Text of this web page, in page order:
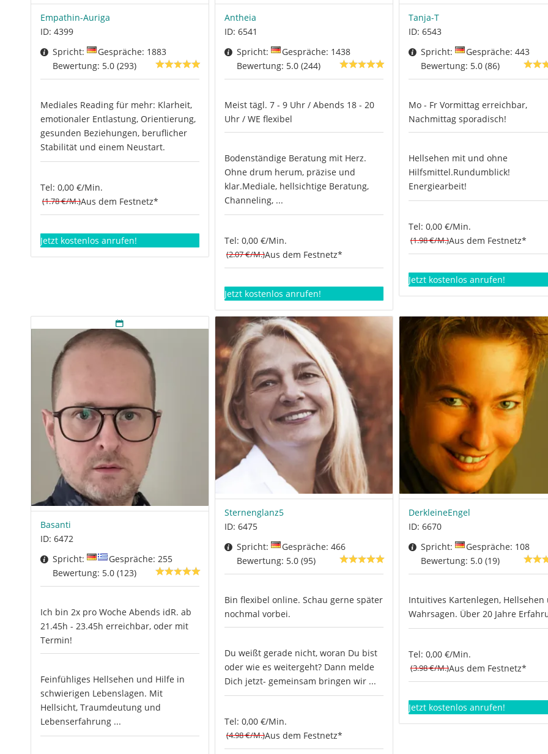
Empathin-Auriga
ID: 4399
Spricht:
Gespräche: 1883
Bewertung: 5.0 (293)
Mediales Reading für mehr: Klarheit,
emotionaler Entlastung, Orientierung,
gesunden Beziehungen, beruflicher
Stabilität und einem Neustart.
Tel: 0,00 €/Min.
(1.78 €/M.)Aus dem Festnetz*
Jetzt kostenlos anrufen!
Antheia
ID: 6541
Spricht:
Gespräche: 1438
Bewertung: 5.0 (244)
Meist tägl. 7 - 9 Uhr / Abends 18 - 20
Uhr / WE flexibel
Bodenständige Beratung mit Herz.
Ohne drum herum, präzise und
klar.Mediale, hellsichtige Beratung,
Channeling, ...
Tel: 0,00 €/Min.
(2.07 €/M.)Aus dem Festnetz*
Jetzt kostenlos anrufen!
Tanja-T
ID: 6543
Spricht:
Gespräche: 443
Bewertung: 5.0 (86)
Mo - Fr Vormittag erreichbar,
Nachmittag sporadisch!
Hellsehen mit und ohne
Hilfsmittel.Rundumblick!
Energiearbeit!
Tel: 0,00 €/Min.
(1.98 €/M.)Aus dem Festnetz*
Jetzt kostenlos anrufen!
Basanti
ID: 6472
Spricht:
Gespräche: 255
Bewertung: 5.0 (123)
Ich bin 2x pro Woche Abends idR. ab
21.45h - 23.45h erreichbar, oder mit
Termin!
Feinfühliges Hellsehen und Hilfe in
schwierigen Lebenslagen. Mit
Hellsicht, Traumdeutung und
Lebenserfahrung ...
Sternenglanz5
ID: 6475
Spricht:
Gespräche: 466
Bewertung: 5.0 (95)
Bin flexibel online. Schau gerne später
nochmal vorbei.
Du weißt gerade nicht, woran Du bist
oder wie es weitergeht? Dann melde
Dich jetzt- gemeinsam bringen wir ...
Tel: 0,00 €/Min.
(4.98 €/M.)Aus dem Festnetz*
DerkleineEngel
ID: 6670
Spricht:
Gespräche: 108
Bewertung: 5.0 (19)
Intuitives Kartenlegen, Hellsehen
Wahrsagen. Über 20 Jahre
Tel: 0,00 €/Min.
(3.98 €/M.)Aus dem Festnetz*
Jetzt kostenlos anrufen!